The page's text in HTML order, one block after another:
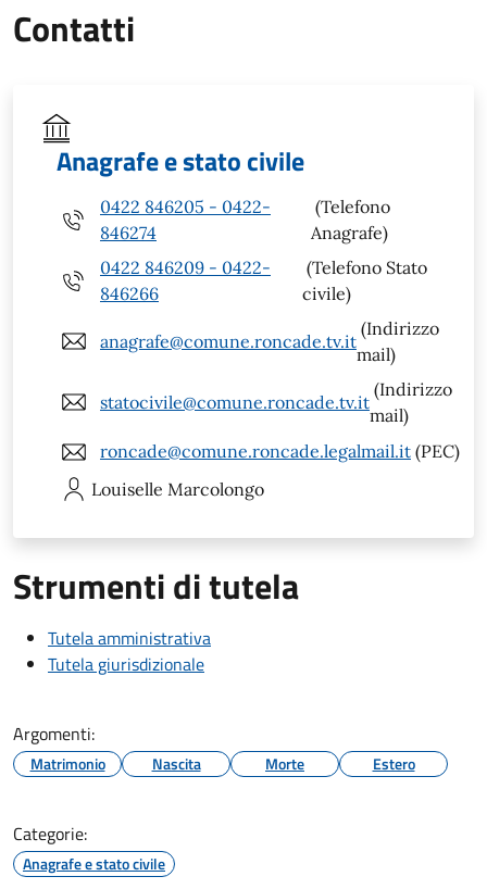
Contatti
Anagrafe e stato civile
0422 846205 - 0422-
846274
(Telefono
Anagrafe)
0422 846209 - 0422-
846266
(Telefono Stato
civile)
anagrafe@comune.roncade.tv.it
(Indirizzo
mail)
statocivile@comune.roncade.tv.it
(Indirizzo
mail)
roncade@comune.roncade.legalmail.it (PEC)
Louiselle Marcolongo
Strumenti di tutela
Tutela amministrativa
Tutela giurisdizionale
Argomenti:
Matrimonio Nascita Morte Estero
Categorie:
Anagrafe e stato civile